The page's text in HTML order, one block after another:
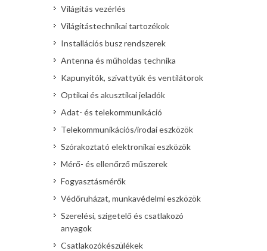
Világítás vezérlés
Világítástechnikai tartozékok
Installációs busz rendszerek
Antenna és műholdas technika
Kapunyitók, szivattyúk és ventilátorok
Optikai és akusztikai jeladók
Adat- és telekommunikáció
Telekommunikációs/irodai eszközök
Szórakoztató elektronikai eszközök
Mérő- és ellenőrző műszerek
Fogyasztásmérők
Védőruházat, munkavédelmi eszközök
Szerelési, szigetelő és csatlakozó
anyagok
Csatlakozókészülékek